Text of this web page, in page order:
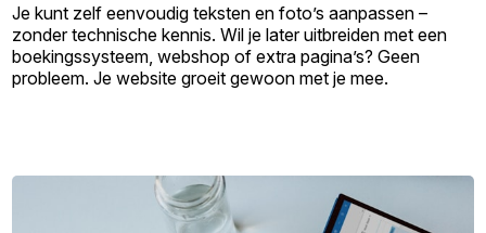
Je kunt zelf eenvoudig teksten en foto’s aanpassen –
zonder technische kennis. Wil je later uitbreiden met een
boekingssysteem, webshop of extra pagina’s? Geen
probleem. Je website groeit gewoon met je mee.